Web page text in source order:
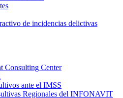
de incidencias delictivas
Consulting Center
ante el IMSS
Regionales del INFONAVIT